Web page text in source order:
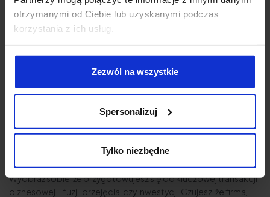
otrzymanymi od Ciebie lub uzyskanymi podczas
korzystania z ich usług.
Zezwól na wszystkie
Spersonalizuj
Tylko niezbędne
własności intelektualnej,
orzeczenia, wyroki, porozumienia, spory dotyczące
Sprawdź również:
komercjalizacja własności intelektualnej?
Podsumowanie
Własność intelektualna stała się skarbem, którego wartość
często przewyższa materialne aktywa firmy. Jednak ten skarb
potencjalnych pułapek.
Wyobraź sobie, że przygotowujesz się do kluczowej transakcji
biznesowej – fuzji, przejęcia, czy inwestycji. Czujesz, że firma,